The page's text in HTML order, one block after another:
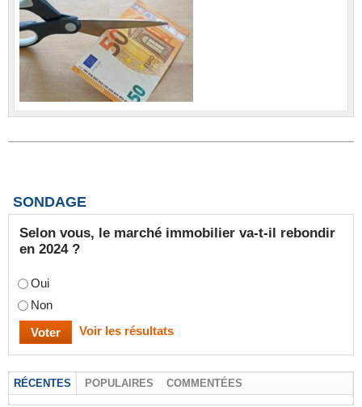
SONDAGE
Selon vous, le marché immobilier va-t-il rebondir
en 2024 ?
Oui
Non
Voir les résultats
RÉCENTES POPULAIRES COMMENTÉES